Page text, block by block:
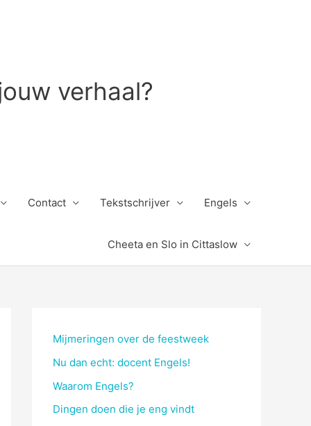
verhaal?
Contact Tekstschrijver Engels
Cheeta en Slo in Cittaslow
Mijmeringen over de feestweek
Nu dan echt: docent Engels!
Waarom Engels?
Dingen doen die je eng vindt